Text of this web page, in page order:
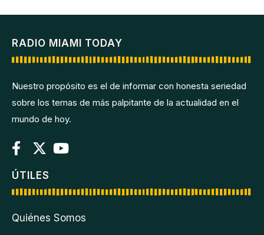
RADIO MIAMI TODAY
Nuestro propósito es el de informar con honesta seriedad
sobre los temas de más palpitante de la actualidad en el
mundo de hoy.
ÚTILES
Quiénes Somos